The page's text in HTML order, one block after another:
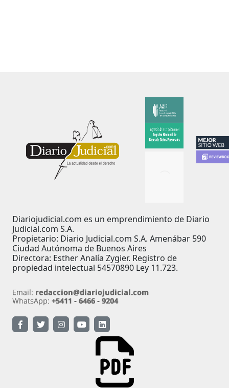
Diariojudicial.com es un emprendimiento de Diario
Judicial.com S.A.
Propietario: Diario Judicial.com S.A. Amenábar 590
Ciudad Autónoma de Buenos Aires
Directora: Esther Analía Zygier. Registro de
propiedad intelectual 54570890 Ley 11.723.